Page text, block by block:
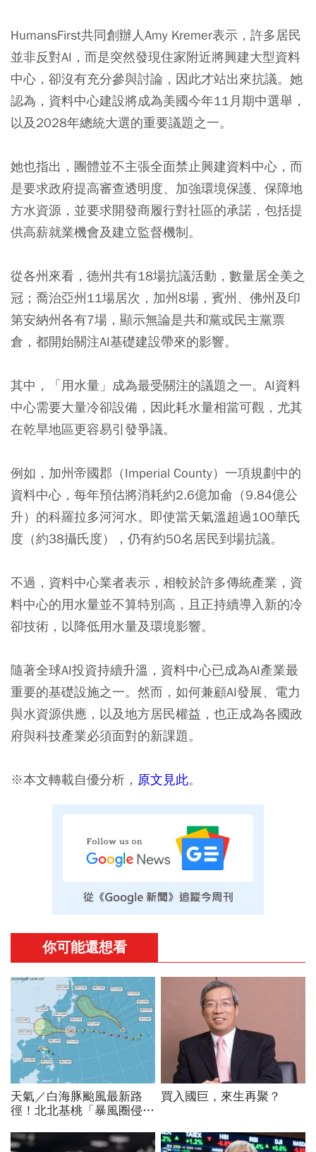
HumansFirst共同創辦人Amy Kremer表示，許多居民
並非反對AI，而是突然發現住家附近將興建大型資料
中心，卻沒有充分參與討論，因此才站出來抗議。她
認為，資料中心建設將成為美國今年11月期中選舉，
以及2028年總統大選的重要議題之一。
她也指出，團體並不主張全面禁止興建資料中心，而
是要求政府提高審查透明度、加強環境保護、保障地
方水資源，並要求開發商履行對社區的承諾，包括提
供高薪就業機會及建立監督機制。
從各州來看，德州共有18場抗議活動，數量居全美之
冠；喬治亞州11場居次，加州8場，賓州、佛州及印
第安納州各有7場，顯示無論是共和黨或民主黨票
倉，都開始關注AI基礎建設帶來的影響。
其中，「用水量」成為最受關注的議題之一。AI資料
中心需要大量冷卻設備，因此耗水量相當可觀，尤其
在乾旱地區更容易引發爭議。
例如，加州帝國郡（Imperial County）一項規劃中的
資料中心，每年預估將消耗約2.6億加侖（9.84億公
升）的科羅拉多河河水。即使當天氣溫超過100華氏
度（約38攝氏度），仍有約50名居民到場抗議。
不過，資料中心業者表示，相較於許多傳統產業，資
料中心的用水量並不算特別高，且正持續導入新的冷
卻技術，以降低用水量及環境影響。
隨著全球AI投資持續升溫，資料中心已成為AI產業最
重要的基礎設施之一。然而，如何兼顧AI發展、電力
與水資源供應，以及地方居民權益，也正成為各國政
府與科技產業必須面對的新課題。
※本文轉載自優分析， 原文見此。